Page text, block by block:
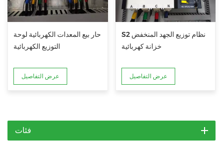
حار بيع المعدات الكهربائية لوحة
التوزيع الكهربائية
عرض التفاصيل
S2 نظام توزيع الجهد المنخفض
خزانة كهربائية
عرض التفاصيل
فئات